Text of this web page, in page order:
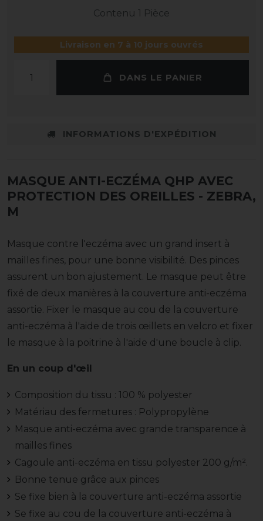
Contenu 1 Pièce
Livraison en 7 à 10 jours ouvrés
DANS LE PANIER
INFORMATIONS D'EXPÉDITION
MASQUE ANTI-ECZÉMA QHP AVEC
PROTECTION DES OREILLES - ZEBRA,
M
Masque contre l'eczéma avec un grand insert à
mailles fines, pour une bonne visibilité. Des pinces
assurent un bon ajustement. Le masque peut être
fixé de deux manières à la couverture anti-eczéma
assortie. Fixer le masque au cou de la couverture
anti-eczéma à l'aide de trois œillets en velcro et fixer
le masque à la poitrine à l'aide d'une boucle à clip.
En un coup d'œil
Composition du tissu : 100 % polyester
Matériau des fermetures : Polypropylène
Masque anti-eczéma avec grande transparence à
mailles fines
Cagoule anti-eczéma en tissu polyester 200 g/m².
Bonne tenue grâce aux pinces
Se fixe bien à la couverture anti-eczéma assortie
Se fixe au cou de la couverture anti-eczéma à